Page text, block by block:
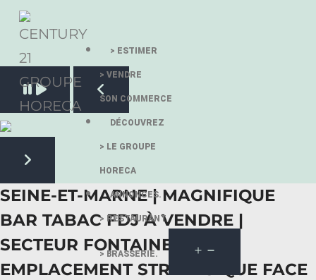
> ESTIMER
> VENDRE
SON COMMERCE
DÉCOUVREZ
> LE GROUPE
HORECA
ANNONCES.
> RESTAURANT.
> BRASSERIE.
Pause slide rotation
Resume slide rotation
Previous slide
Next slide
SEINE-ET-MARNE | MAGNIFIQUE
BAR TABAC FDJ À VENDRE |
SECTEUR FONTAINEBLEAU |
EMPLACEMENT STRATÉGIQUE FACE